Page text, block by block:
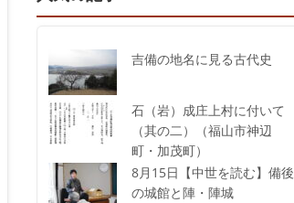
吉備の地名に見る古代史
石（岩）成庄上村に付いて
（其の二）（福山市神辺
町・加茂町）
8月15日【中世を読む】備後
の城館と陣・陣城